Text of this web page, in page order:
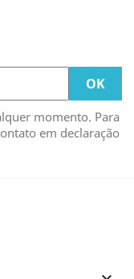
momento. Para
em declaração